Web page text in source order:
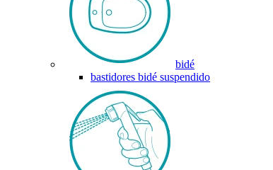
bidé
bastidores bidé suspendido